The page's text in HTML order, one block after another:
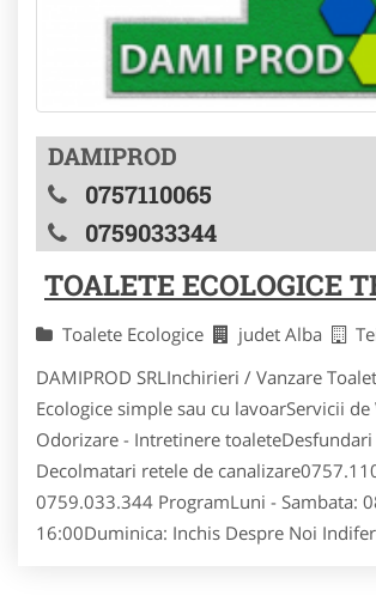
DAMIPROD
0757110065
0759033344
TOALETE ECOLOGICE
Toalete Ecologice judet Alba
DAMIPROD SRLInchirieri / Vanzare
Ecologice simple sau cu lavoarServicii de
Odorizare - Intretinere
Decolmatari retele de
0759.033.344 ProgramLuni - Sambata:
16:00Duminica: Inchis Despre Noi